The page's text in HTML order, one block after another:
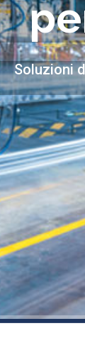
Soluzioni